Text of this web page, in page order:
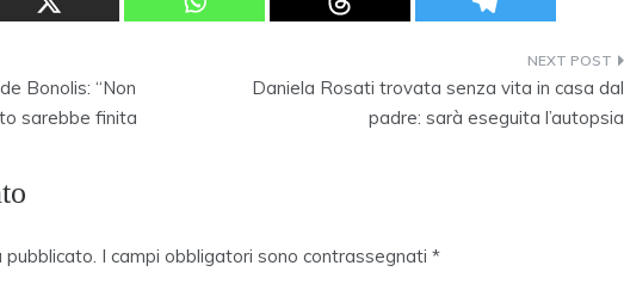
Bonolis: “Non
sarebbe finita
Daniela Rosati trovata senza vita in casa dal
padre: sarà eseguita l’autopsia
pubblicato. I campi obbligatori sono contrassegnati *